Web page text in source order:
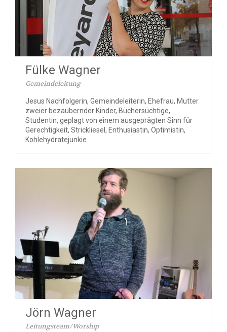
Fülke Wagner
Gemeindeleitung
Jesus Nachfolgerin, Gemeindeleiterin, Ehefrau, Mutter
zweier bezaubernder Kinder, Büchersüchtige,
Studentin, geplagt von einem ausgeprägten Sinn für
Gerechtigkeit, Strickliesel, Enthusiastin, Optimistin,
Kohlehydratejunkie
Jörn Wagner
Leitungsteam/Worship